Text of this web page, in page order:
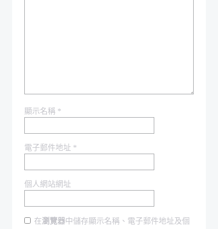
顯示名稱 *
電子郵件地址 *
個人網站網址
在瀏覽器中儲存顯示名稱、電子郵件地址及個